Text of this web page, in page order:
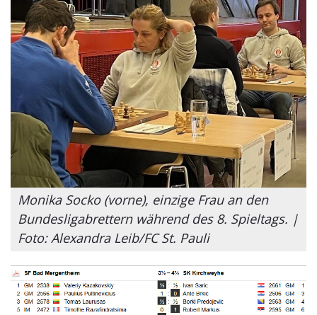
Monika Socko (vorne), einzige Frau an den
Bundesligabrettern während des 8. Spieltags. |
Foto: Alexandra Leib/FC St. Pauli